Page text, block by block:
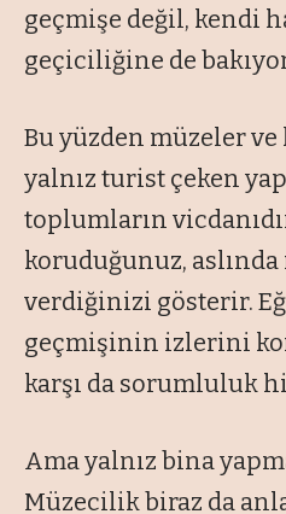
geçmişe değil, kendi
geçiciliğine de
Bu yüzden müzeler
yalnız turist çeken
toplumların
koruduğunuz, aslında
verdiğinizi gösterir.
geçmişinin izlerini
karşı da sorumluluk
Ama yalnız bina
Müzecilik biraz da